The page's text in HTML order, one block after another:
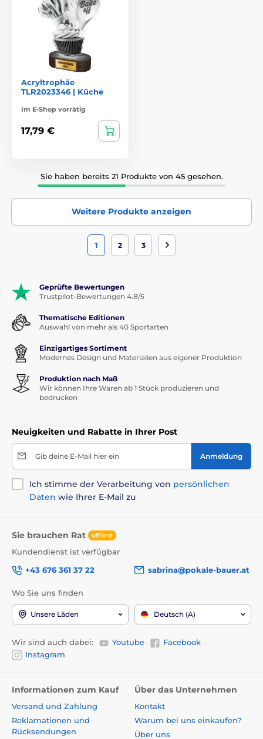
Acryltrophäe
TLR2023346 | Küche
Im E-Shop vorrätig
17,79 €
Sie haben bereits 21 Produkte von 45 gesehen.
Weitere Produkte anzeigen
1 2 3
Geprüfte Bewertungen
Trustpilot-Bewertungen 4.8/5
Thematische Editionen
Auswahl von mehr als 40 Sportarten
Einzigartiges Sortiment
Modernes Design und Materialien aus eigener Produktion
Produktion nach Maß
Wir können Ihre Waren ab 1 Stück produzieren und
bedrucken
Neuigkeiten und Rabatte in Ihrer Post
Gib deine E-Mail hier ein Anmeldung
Ich stimme der Verarbeitung von persönlichen
Daten wie Ihrer E-Mail zu
Sie brauchen Rat offline
Kundendienst ist verfügbar
+43 676 361 37 22
sabrina@pokale-bauer.at
Wo Sie uns finden
Unsere Läden Deutsch (A)
Wir sind auch dabei: Youtube
Facebook
Instagram
Informationen zum Kauf
Versand und Zahlung
Reklamationen und
Rücksendungen
Über das Unternehmen
Kontakt
Warum bei uns einkaufen?
Über uns